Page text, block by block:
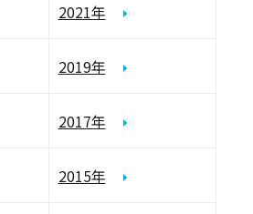
2021年
2019年
2017年
2015年